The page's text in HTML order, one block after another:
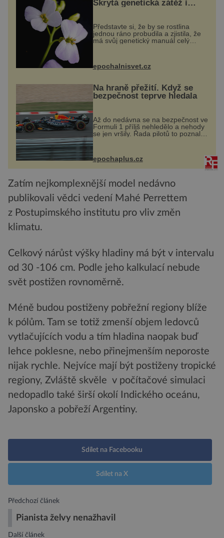
Skrytá genetická zátěž i
Představte si, že by se rostlina
jednou ráno probudila a zjistila, že
má svůj genetický manuál celý
výzkumu to může být pro druhy
vstupenka...
epochalnisvet.cz
Na hraně přežití. Když se
bezpečnost teprve hledala
Až do nedávna se na bezpečnost ve
Formuli 1 příliš nehledělo a nehody
se jen vršily. Řada pilotů to poznala
na vlastní kůži, často s trvalými
následky nebo bohužel i ztrátou
života. Dnes nepochopiteln...
epochaplus.cz
Zatím nejkomplexnější model nedávno
publikovali vědci vedení Mahé Perrettem
z Postupimského institutu pro vliv změn
klimatu.
Celkový nárůst výšky hladiny má být v intervalu
od 30 -106 cm. Podle jeho kalkulací nebude
svět postižen rovnoměrně.
Méně budou postiženy pobřežní regiony blíže
k pólům. Tam se totiž zmenší objem ledovců
vytlačujících vodu a tím hladina naopak buď
lehce poklesne, nebo přinejmenším neporoste
nijak rychle. Nejvíce mají být postiženy tropické
regiony, Zvláště skvěle v počítačové simulaci
nedopadlo také širší okolí Indického oceánu,
Japonsko a pobřeží Argentiny.
Sdílet na Facebooku
Sdílet na X
Předchozí článek
Pianista želvy nenažhavil
Další článek